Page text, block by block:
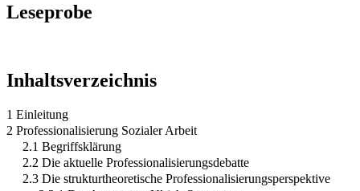
Leseprobe
Inhaltsverzeichnis
1 Einleitung
2 Professionalisierung Sozialer Arbeit
2.1 Begriffsklärung
2.2 Die aktuelle Professionalisierungsdebatte
2.3 Die strukturtheoretische Professionalisierungsperspektive